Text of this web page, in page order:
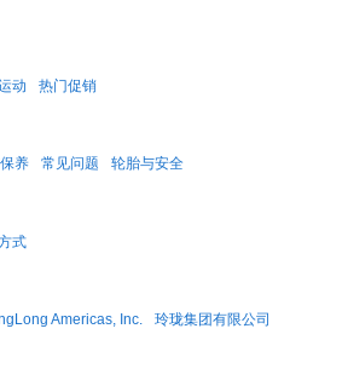
动 热门促销
养 常见问题 轮胎与安全
式
Americas, Inc. 玲珑集团有限公司